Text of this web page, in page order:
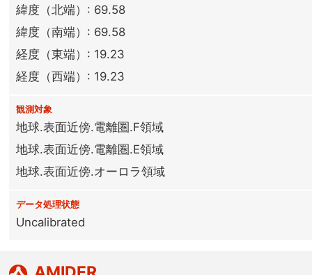
緯度（北端）: 69.58
緯度（南端）: 69.58
経度（東端）: 19.23
経度（西端）: 19.23
観測対象
地球.表面近傍.電離圏.F領域
地球.表面近傍.電離圏.E領域
地球.表面近傍.オーロラ領域
データ処理状態
Uncalibrated